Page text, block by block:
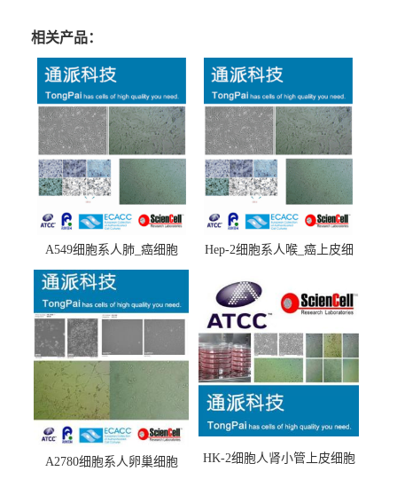
相关产品：
A549细胞系人肺_癌细胞
(A549细胞)
Hep-2细胞系人喉_癌上皮细
A2780细胞系人卵巢细胞
HK-2细胞人肾小管上皮细胞